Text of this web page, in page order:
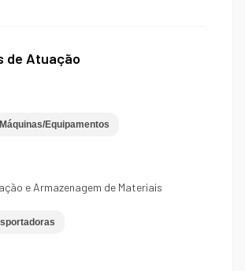
de Atuação
Equipamentos
e Armazenagem de Materiais